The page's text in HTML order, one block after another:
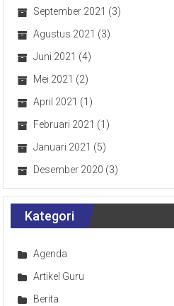
September 2021 (3)
Agustus 2021 (3)
Juni 2021 (4)
Mei 2021 (2)
April 2021 (1)
Februari 2021 (1)
Januari 2021 (5)
Desember 2020 (3)
Kategori
Agenda
Artikel Guru
Berita